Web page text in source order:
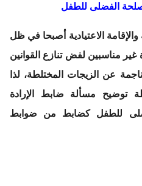
الفضلى للطفل
الاعتيادية أصبحا في ظل
مناسبين لفض تنازع القوانين
عن الزيجات المختلطة، لذا
توضيح مسألة ضابط الإرادة
للطفل كضابط من ضوابط